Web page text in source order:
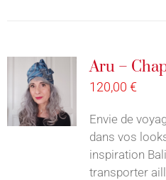
Aru –
120,00 €
Envie de
dans vos
inspiration
transporter